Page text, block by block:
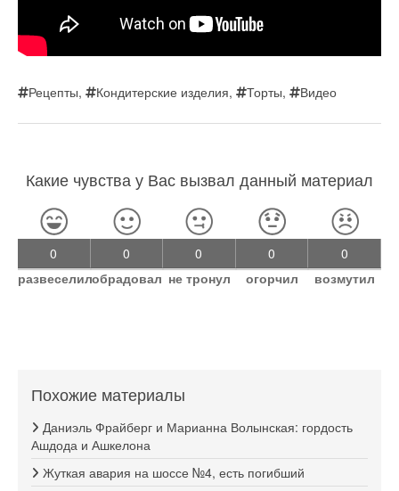
Рецепты, Кондитерские изделия, Торты, Видео
Какие чувства у Вас вызвал данный материал
0
развеселил
0
обрадовал
0
не тронул
0
огорчил
0
возмутил
Похожие материалы
Даниэль Фрайберг и Марианна Волынская: гордость
Ашдода и Ашкелона
Жуткая авария на шоссе №4, есть погибший